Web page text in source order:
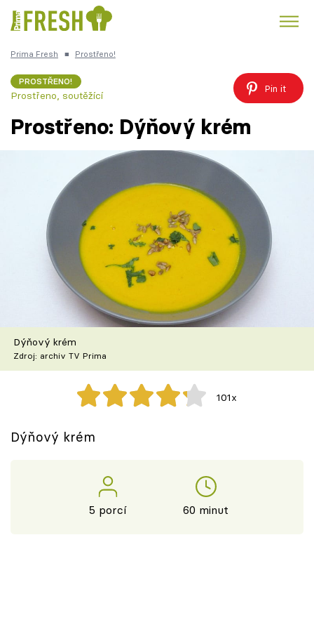
Česká kuchyně
Témata
Recepty
Články
TV Program
Škola vaření
Recepty z TV
Speciál: Cuketa
Těhotnej kuchař
Přihlášení
Prima Fresh ■ Prostřeno!
PROSTŘENO!
Prostřeno, soutěžící
Pin it
Prostřeno: Dýňový krém
Dýňový krém
Zdroj: archiv TV Prima
101x
Dýňový krém
5 porcí 60 minut